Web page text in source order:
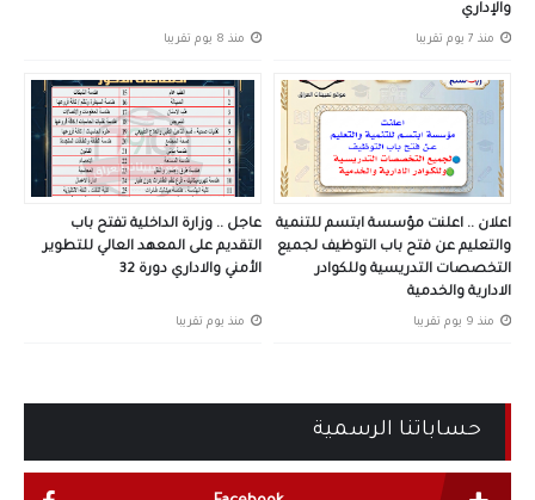
والإداري
منذ 7 يوم تقريبا منذ 8 يوم تقريبا
اعلان .. اعلنت مؤسسة ابتسم للتنمية
والتعليم عن فتح باب التوظيف لجميع
التخصصات التدريسية وللكوادر
الادارية والخدمية
منذ 9 يوم تقريبا
عاجل .. وزارة الداخلية تفتح باب
التقديم على المعهد العالي للتطوير
الأمني والاداري دورة 32
منذ يوم تقريبا
حساباتنا الرسمية